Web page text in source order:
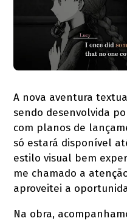
A nova aventura
sendo desenvolvida
com planos de
só estará disponível
estilo visual bem
me chamado a
aproveitei a
Na obra,